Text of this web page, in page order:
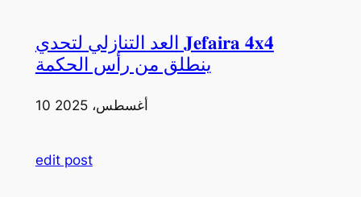
العد التنازلي لتحدي 𝐉𝐞𝐟𝐚𝐢𝐫𝐚 𝟒𝐱𝟒
ينطلق من رأس الحكمة
10 أغسطس، 2025
edit post